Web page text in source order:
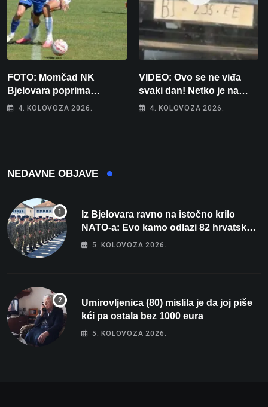
FOTO: Momčad NK
Bjelovara poprima
jesenski izgled
4. KOLOVOZA 2026.
VIDEO: Ovo se ne viđa
svaki dan! Netko je na
auto stavio – ručno
4. KOLOVOZA 2026.
NEDAVNE OBJAVE
Iz Bjelovara ravno na istočno krilo
NATO-a: Evo kamo odlazi 82 hrvatska
vojnika i 6 vojnikinja
5. KOLOVOZA 2026.
Umirovljenica (80) mislila je da joj piše
kći pa ostala bez 1000 eura
5. KOLOVOZA 2026.